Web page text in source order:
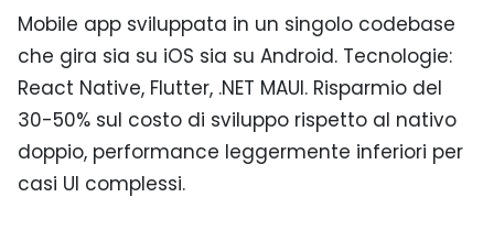
Mobile app sviluppata in un singolo codebase
che gira sia su iOS sia su Android. Tecnologie:
React Native, Flutter, .NET MAUI. Risparmio del
30-50% sul costo di sviluppo rispetto al nativo
doppio, performance leggermente inferiori per
casi UI complessi.